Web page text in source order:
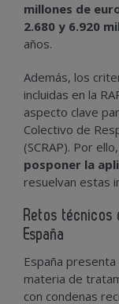
millones de
2.680 y 6.920
años.
Además, los
incluidas en la
aspecto clave
Colectivo de
(SCRAP). Por
posponer la
resuelvan estas
Retos técnicos
España
España
materia de
con condenas